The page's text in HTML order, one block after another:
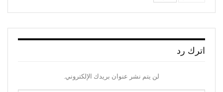
اترك رد
لن يتم نشر عنوان بريدك الإلكتروني.